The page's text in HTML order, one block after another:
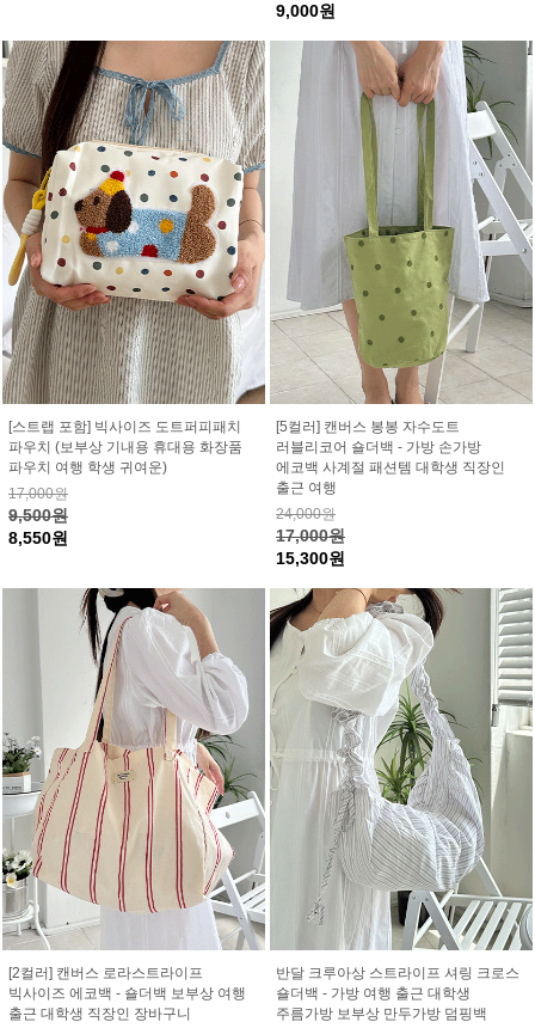
9,000원
[스트랩 포함] 빅사이즈 도트퍼피패치
파우치 (보부상 기내용 휴대용 화장품
파우치 여행 학생 귀여운)
17,000원
9,500원
8,550원
[5컬러] 캔버스 봉봉 자수도트
러블리코어 숄더백 - 가방 손가방
에코백 사계절 패션템 대학생 직장인
출근 여행
24,000원
17,000원
15,300원
[2컬러] 캔버스 로라스트라이프
빅사이즈 에코백 - 숄더백 보부상 여행
출근 대학생 직장인 장바구니
반달 크루아상 스트라이프 셔링 크로스
숄더백 - 가방 여행 출근 대학생
주름가방 보부상 만두가방 덤핑백